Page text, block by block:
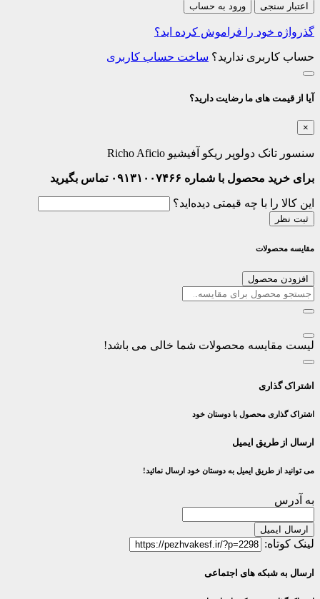
اعتبار سنجی ورود به حساب
گذرواژه خود را فراموش کرده اید؟
حساب کاربری ندارید؟ ساخت حساب کاربری
آیا از قیمت های ما رضایت دارید؟
×
سنسور تانک دولوپر ریکو آفیشیو Richo Aficio
برای خرید محصول با شماره ۰۹۱۳۱۰۰۷۴۶۶ تماس بگیرید
این کالا را با چه قیمتی دیده‌اید؟
ثبت نظر
مقایسه محصولات
افزودن محصول
لیست مقایسه محصولات شما خالی می باشد!
اشتراک گذاری
اشتراک گذاری محصول با دوستان خود
ارسال از طریق ایمیل
می توانید از طریق ایمیل به دوستان خود ارسال نمائید!
به آدرس
ارسال ایمیل
لینک کوتاه:
ارسال به شبکه های اجتماعی